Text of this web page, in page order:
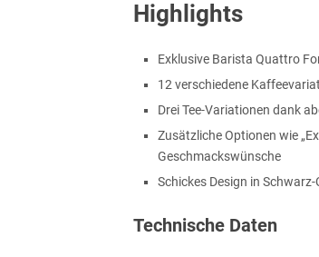
Highlights
Exklusive Barista Quattro
12 verschiedene
Drei Tee-Variationen dank
Zusätzliche Optionen wie
Geschmackswünsche
Schickes Design in
Technische Daten